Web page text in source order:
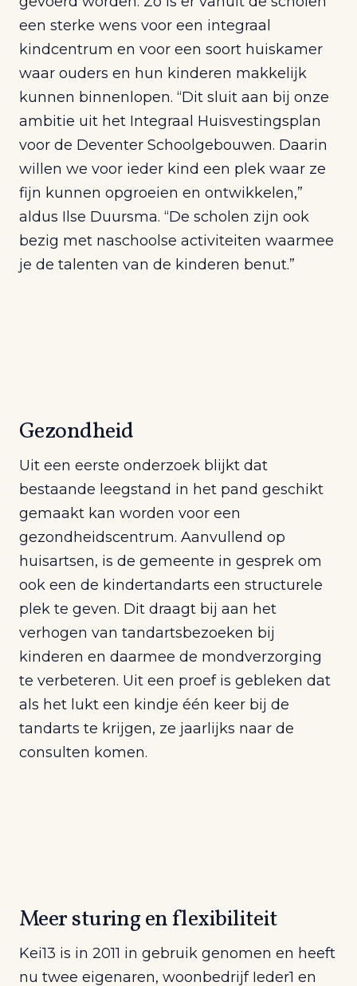
een sterke wens voor een integraal
kindcentrum en voor een soort huiskamer
waar ouders en hun kinderen makkelijk
kunnen binnenlopen. “Dit sluit aan bij onze
ambitie uit het Integraal Huisvestingsplan
voor de Deventer Schoolgebouwen. Daarin
willen we voor ieder kind een plek waar ze
fijn kunnen opgroeien en ontwikkelen,”
aldus Ilse Duursma. “De scholen zijn ook
bezig met naschoolse activiteiten waarmee
je de talenten van de kinderen benut.”
Gezondheid
Uit een eerste onderzoek blijkt dat
bestaande leegstand in het pand geschikt
gemaakt kan worden voor een
gezondheidscentrum. Aanvullend op
huisartsen, is de gemeente in gesprek om
ook een de kindertandarts een structurele
plek te geven. Dit draagt bij aan het
verhogen van tandartsbezoeken bij
kinderen en daarmee de mondverzorging
te verbeteren. Uit een proef is gebleken dat
als het lukt een kindje één keer bij de
tandarts te krijgen, ze jaarlijks naar de
consulten komen.
Meer sturing en flexibiliteit
Kei13 is in 2011 in gebruik genomen en heeft
nu twee eigenaren, woonbedrijf Ieder1 en